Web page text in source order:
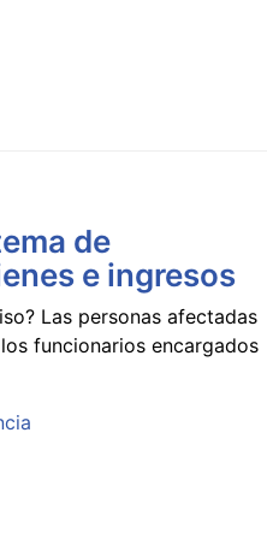
de
e ingresos
Las personas afectadas
funcionarios encargados